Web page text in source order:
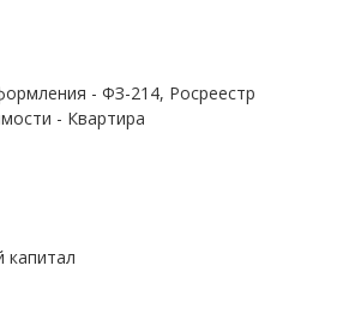
- ФЗ-214, Росреестр
- Квартира
капитал